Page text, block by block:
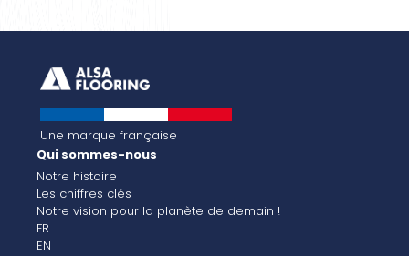
Une marque française
Qui sommes-nous
Notre histoire
Les chiffres clés
Notre vision pour la planète de demain !
FR
EN